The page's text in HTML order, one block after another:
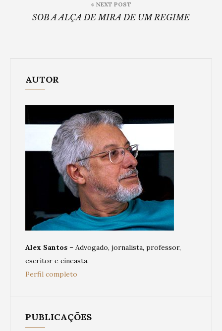
« NEXT POST
SOB A ALÇA DE MIRA DE UM REGIME
AUTOR
Alex Santos – Advogado, jornalista, professor,
escritor e cineasta.
Perfil completo
PUBLICAÇÕES